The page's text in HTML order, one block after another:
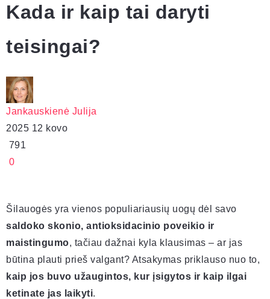
Kada ir kaip tai daryti
teisingai?
Jankauskienė Julija
2025 12 kovo
791
0
Šilauogės yra vienos populiariausių uogų dėl savo
saldoko skonio, antioksidacinio poveikio ir
maistingumo, tačiau dažnai kyla klausimas – ar jas
būtina plauti prieš valgant? Atsakymas priklauso nuo to,
kaip jos buvo užaugintos, kur įsigytos ir kaip ilgai
ketinate jas laikyti.